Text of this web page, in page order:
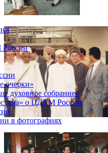
очерки»
духовное собрание»
о ЦДУМ России
в фотографиях